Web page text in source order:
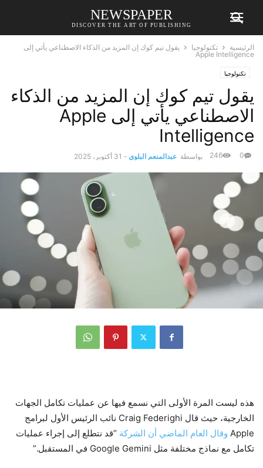
NEWSPAPER
DISCOVER THE ART OF PUBLISHING
الرئيسية تكنولوجيا
يقول تيم كوك إن المزيد من الذكاء الاصطناعي يأتي إلى
Apple Intelligence
تكنولوجيا
يقول تيم كوك إن المزيد من الذكاء
الاصطناعي يأتي إلى Apple
Intelligence
بواسطة عبدالمنعم البلوي - 31 أكتوبر، 2025 0
246
هذه ليست المرة الأولى التي نسمع فيها عن عمليات تكامل الجهات
الخارجية، حيث قال Craig Federighi نائب الرئيس الأول لبرامج
Apple وقال العام الماضي أن الشركة “قد نتطلع إلى إجراء عمليات
تكامل مع نماذج مختلفة مثل Google Gemini في المستقبل.”